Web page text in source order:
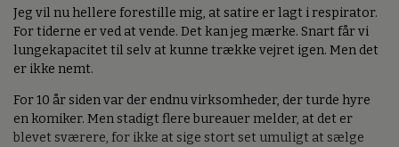
Jeg vil nu hellere forestille mig, at satire er lagt i respirator.
For tiderne er ved at vende. Det kan jeg mærke. Snart får vi
lungekapacitet til selv at kunne trække vejret igen. Men det
er ikke nemt.
For 10 år siden var der endnu virksomheder, der turde hyre
en komiker. Men stadigt flere bureauer melder, at det er
blevet sværere, for ikke at sige stort set umuligt at sælge